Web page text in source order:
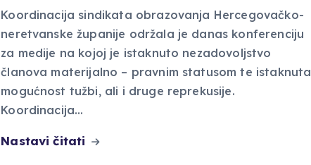
Koordinacija sindikata obrazovanja Hercegovačko-
neretvanske županije održala je danas konferenciju
za medije na kojoj je istaknuto nezadovoljstvo
članova materijalno – pravnim statusom te istaknuta
mogućnost tužbi, ali i druge reprekusije.
Koordinacija…
Nastavi čitati